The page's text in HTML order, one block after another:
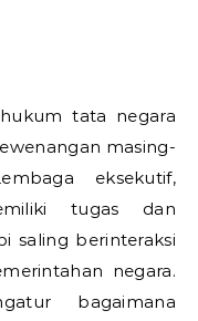
tata negara
masing-
eksekutif,
tugas dan
saling berinteraksi
negara.
bagaimana